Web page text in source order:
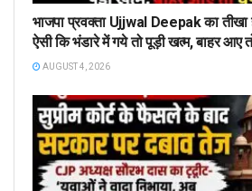
भाजपा प्रवक्ता Ujjwal Deepak का
ऐसी कि भंडारे में गये तो पूड़ी खत्म, बाहर आए
AUGUST 4, 2026